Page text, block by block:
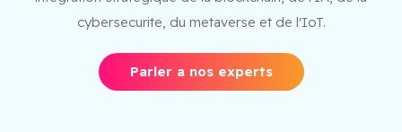
cybersecurite, du metaverse et de l'IoT.
Parler a nos experts